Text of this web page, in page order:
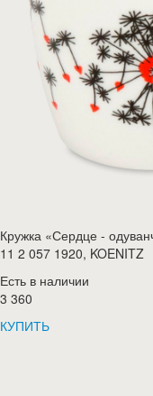
Кружка «Сердце -
11 2 057 1920, KOENITZ
Есть в наличии
3 360
КУПИТЬ